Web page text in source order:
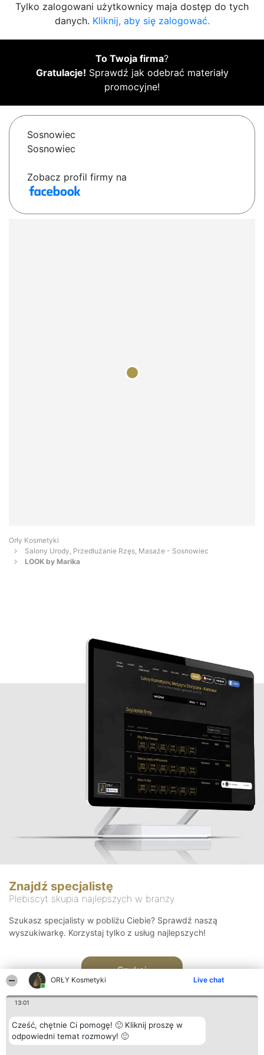
ORŁY Kosmetyki Live chat
13:01
Cześć, chętnie Ci pomogę! 🙂 Kliknij proszę w
odpowiedni temat rozmowy! 🙂
Tylko zalogowani użytkownicy maja dostęp do tych
danych. Kliknij, aby się zalogować.
To Twoja firma?
Gratulacje! Sprawdź jak odebrać materiały
promocyjne!
Sosnowiec
Sosnowiec
Zobacz profil firmy na
Orły Kosmetyki
Salony Urody, Przedłużanie Rzęs, Masaże - Sosnowiec
LOOK by Marika
Znajdź specjalistę
Plebiscyt skupia najlepszych w branży
Szukasz specjalisty w pobliżu Ciebie? Sprawdź naszą
wyszukiwarkę. Korzystaj tylko z usług najlepszych!
Szukaj